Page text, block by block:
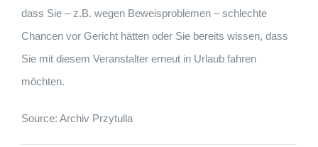
dass Sie – z.B. wegen Beweisproblemen – schlechte
Chancen vor Gericht hätten oder Sie bereits wissen, dass
Sie mit diesem Veranstalter erneut in Urlaub fahren
möchten.
Source: Archiv Przytulla